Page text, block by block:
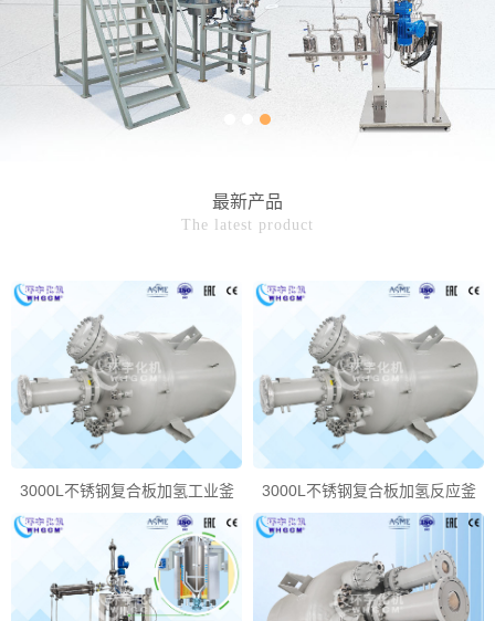
最新产品
The latest product
3000L不锈钢复合板加氢工业釜 3000L不锈钢复合板加氢反应釜